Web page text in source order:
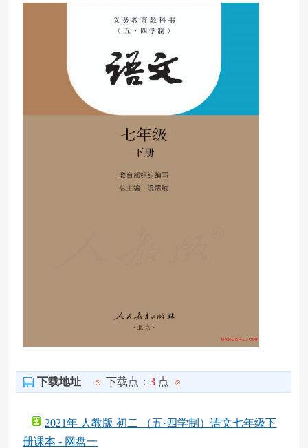
下载地址 下载点：3 点
2021年 人教版 初二 （五·四学制）语文七年级下
册课本 - 网盘一